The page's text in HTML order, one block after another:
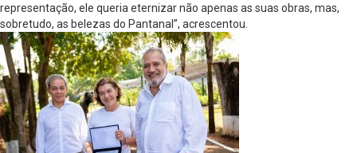
representação, ele queria eternizar não apenas as suas obras, mas,
sobretudo, as belezas do Pantanal”, acrescentou.